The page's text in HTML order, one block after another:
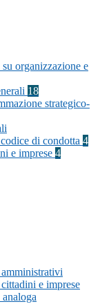
organizzazione e
18
strategico-
di condotta 4
e imprese 4
e imprese